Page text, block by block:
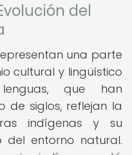
del
una parte
cultural y lingüístico
que han
de siglos, reflejan la
indígenas y su
del entorno natural.